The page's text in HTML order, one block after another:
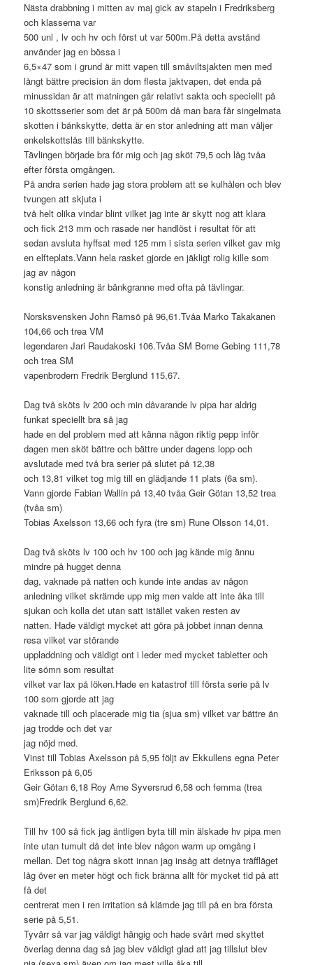
Nästa drabbning i mitten av maj gick av stapeln i Fredriksberg
och klasserna var
500 unl , lv och hv och först ut var 500m.På detta avstånd
använder jag en bössa i
6,5×47 som i grund är mitt vapen till småviltsjakten men med
långt bättre precision än dom flesta jaktvapen, det enda på
minussidan är att matningen går relativt sakta och speciellt på
10 skottsserier som det är på 500m då man bara får singelmata
skotten i bänkskytte, detta är en stor anledning att man väljer
enkelskottslås till bänkskytte.
Tävlingen började bra för mig och jag sköt 79,5 och låg tvåa
efter första omgången.
På andra serien hade jag stora problem att se kulhålen och blev
tvungen att skjuta i
två helt olika vindar blint vilket jag inte är skytt nog att klara
och fick 213 mm och rasade ner handlöst i resultat för att
sedan avsluta hyffsat med 125 mm i sista serien vilket gav mig
en elfteplats.Vann hela rasket gjorde en jäkligt rolig kille som
jag av någon
konstig anledning är bänkgranne med ofta på tävlingar.
Norsksvensken John Ramsö på 96,61.Tvåa Marko Takakanen
104,66 och trea VM
legendaren Jari Raudakoski 106.Tvåa SM Borne Gebing 111,78
och trea SM
vapenbrodern Fredrik Berglund 115,67.
Dag två sköts lv 200 och min dåvarande lv pipa har aldrig
funkat speciellt bra så jag
hade en del problem med att känna någon riktig pepp inför
dagen men sköt bättre och bättre under dagens lopp och
avslutade med två bra serier på slutet på 12,38
och 13,81 vilket tog mig till en glädjande 11 plats (6a sm).
Vann gjorde Fabian Wallin på 13,40 tvåa Geir Götan 13,52 trea
(tvåa sm)
Tobias Axelsson 13,66 och fyra (tre sm) Rune Olsson 14,01.
Dag två sköts lv 100 och hv 100 och jag kände mig ännu
mindre på hugget denna
dag, vaknade på natten och kunde inte andas av någon
anledning vilket skrämde upp mig men valde att inte åka till
sjukan och kolla det utan satt istället vaken resten av
natten. Hade väldigt mycket att göra på jobbet innan denna
resa vilket var störande
uppladdning och väldigt ont i leder med mycket tabletter och
lite sömn som resultat
vilket var lax på löken.Hade en katastrof till första serie på lv
100 som gjorde att jag
vaknade till och placerade mig tia (sjua sm) vilket var bättre än
jag trodde och det var
jag nöjd med.
Vinst till Tobias Axelsson på 5,95 följt av Ekkullens egna Peter
Eriksson på 6,05
Geir Götan 6,18 Roy Arne Syversrud 6,58 och femma (trea
sm)Fredrik Berglund 6,62.
Till hv 100 så fick jag äntligen byta till min älskade hv pipa men
inte utan tumult då det inte blev någon warm up omgång i
mellan. Det tog några skott innan jag insåg att detnya träffläget
låg över en meter högt och fick bränna allt för mycket tid på att
få det
centrerat men i ren irritation så klämde jag till på en bra första
serie på 5,51.
Tyvärr så var jag väldigt hängig och hade svårt med skyttet
överlag denna dag så jag blev väldigt glad att jag tillslut blev